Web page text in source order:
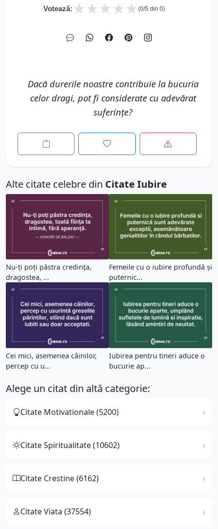
Votează: ★
★
★
★
★ (0/5 din 0)
Dacă durerile noastre contribuie la bucuria
celor dragi, pot fi considerate cu adevărat
suferințe?
Alte citate celebre din Citate Iubire
Nu-ţi poţi păstra credinţa,
dragostea, ...
Femeile cu o iubire profundă și
puternic...
Cei mici, asemenea câinilor,
percep cu u...
Iubirea pentru tineri aduce o
bucurie ap...
Alege un citat din altă categorie:
Citate Motivationale (5200)
Citate Spiritualitate (10602)
Citate Crestine (6162)
Citate Viata (37554)